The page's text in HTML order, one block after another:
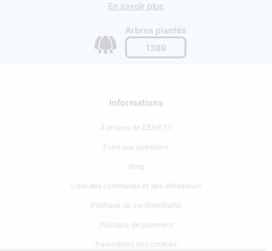
En savoir plus
Arbres plantés
1389
Informations
À propos de CEMETY
Foire aux questions
Blog
Liste des communes et des utilisateurs
Politique de confidentialité
Politique de paiement
Paramètres des cookies